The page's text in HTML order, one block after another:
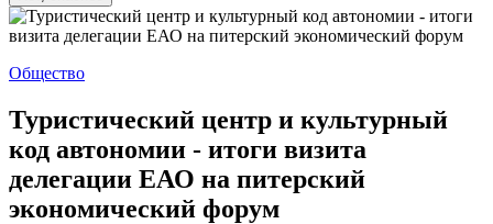
Общество
Туристический центр и культурный
код автономии - итоги визита
делегации ЕАО на питерский
экономический форум